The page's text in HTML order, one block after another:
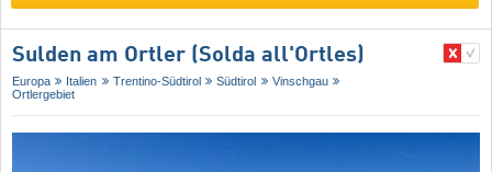
Sulden am Ortler (Solda all'Ortles)
Europa Italien Trentino-Südtirol Südtirol
Vinschgau
Ortlergebiet